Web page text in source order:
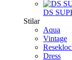
DS
Stilar
Aqua
Vintage
Dress